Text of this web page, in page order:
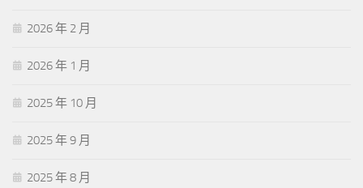
2026 年 2 月
2026 年 1 月
2025 年 10 月
2025 年 9 月
2025 年 8 月